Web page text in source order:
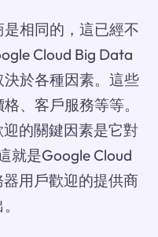
相同的，這已經不
Cloud Big Data
於各種因素。這些
、客戶服務等等。
的關鍵因素是它對
就是Google Cloud
用戶歡迎的提供商